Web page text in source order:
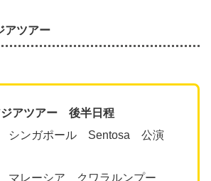
アツアー
ジアツアー 後半日程
シンガポール Sentosa 公演
マレーシア クワラルンプー